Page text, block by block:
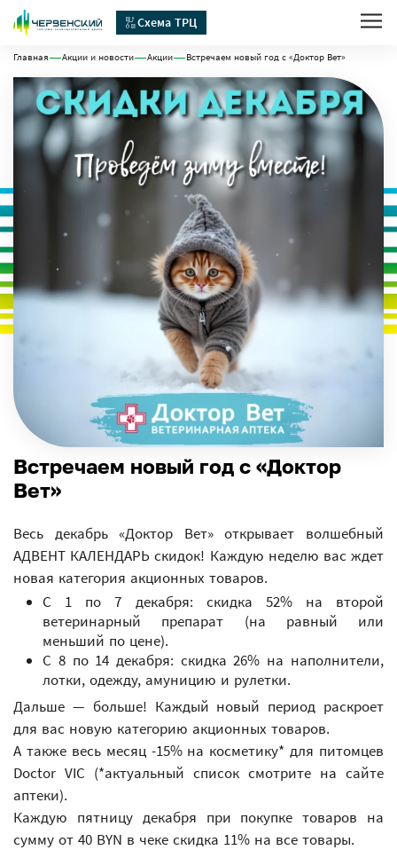
Схема ТРЦ
Главная Акции и новости Акции Встречаем новый год с «Доктор Вет»
Встречаем новый год с «Доктор
Вет»
Весь декабрь «Доктор Вет» открывает волшебный
АДВЕНТ КАЛЕНДАРЬ скидок! Каждую неделю вас ждет
новая категория акционных товаров.
С 1 по 7 декабря: скидка 52% на второй
ветеринарный препарат (на равный или
меньший по цене).
С 8 по 14 декабря: скидка 26% на наполнители,
лотки, одежду, амуницию и рулетки.
Дальше — больше! Каждый новый период раскроет
для вас новую категорию акционных товаров.
А также весь месяц -15% на косметику* для питомцев
Doctor VIC (*актуальный список смотрите на сайте
аптеки).
Каждую пятницу декабря при покупке товаров на
сумму от 40 BYN в чеке скидка 11% на все товары.